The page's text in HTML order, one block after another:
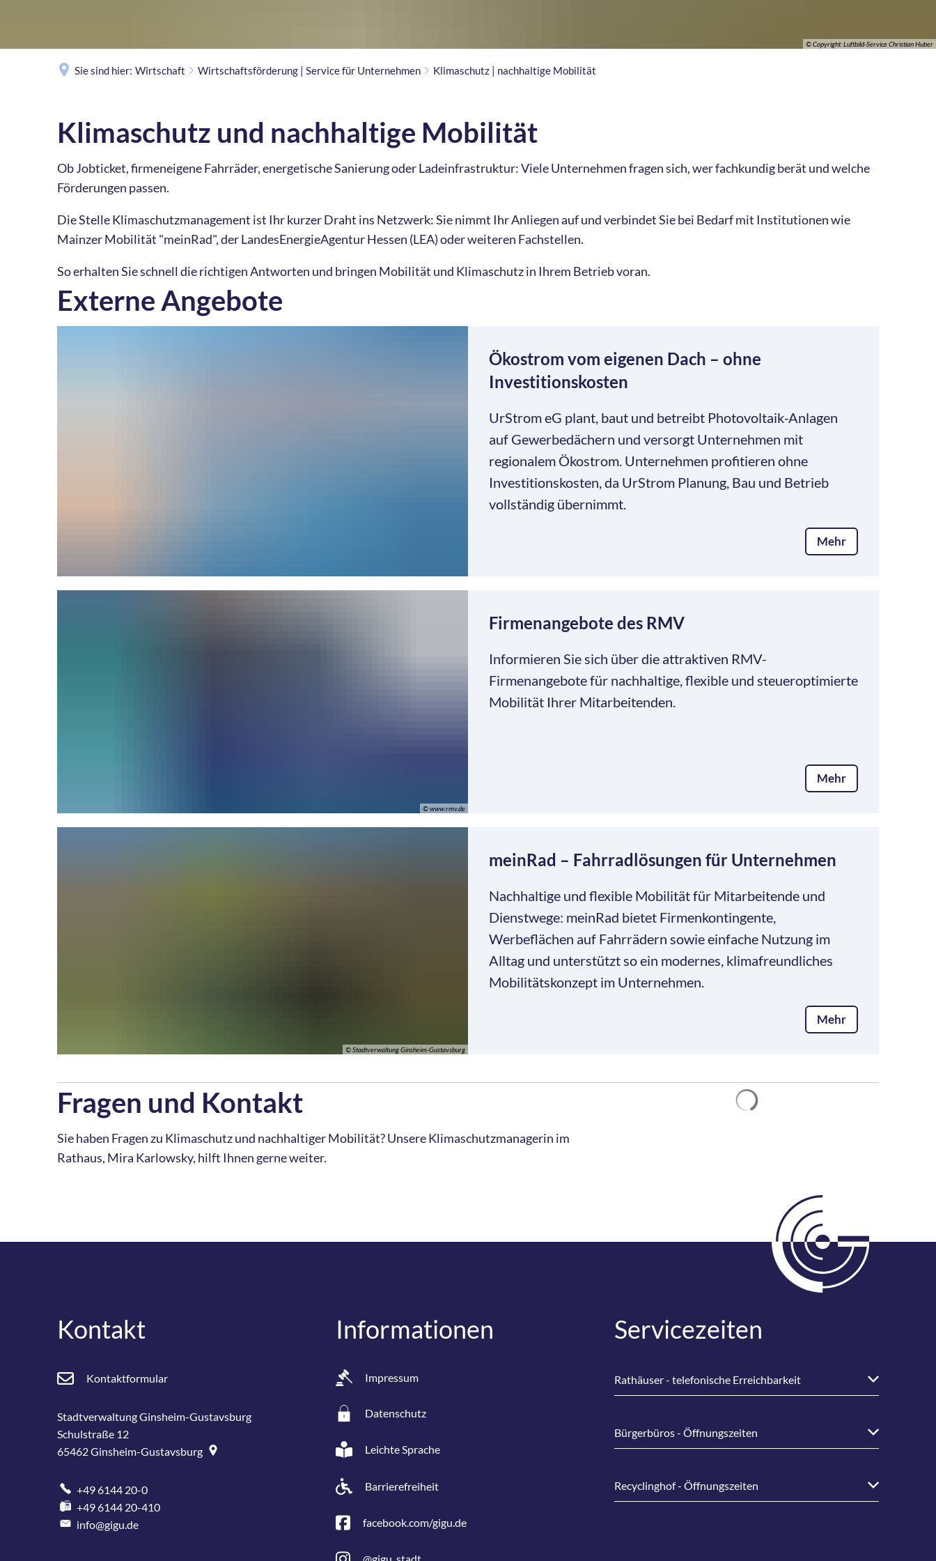
© Copyright: Luftbild-Service Christian Huber
Sie sind hier: Wirtschaft Wirtschaftsförderung | Service für Unternehmen Klimaschutz | nachhaltige Mobilität
Klimaschutz
nachhaltige
Mobilität
Klimaschutz und nachhaltige Mobilität
Ob Jobticket, firmeneigene Fahrräder, energetische Sanierung oder Ladeinfrastruktur: Viele Unternehmen fragen sich, wer fachkundig berät und welche
Förderungen passen.
Die Stelle Klimaschutzmanagement ist Ihr kurzer Draht ins Netzwerk: Sie nimmt Ihr Anliegen auf und verbindet Sie bei Bedarf mit Institutionen wie
Mainzer Mobilität "meinRad", der LandesEnergieAgentur Hessen (LEA) oder weiteren Fachstellen.
So erhalten Sie schnell die richtigen Antworten und bringen Mobilität und Klimaschutz in Ihrem Betrieb voran.
Externe Angebote
Ökostrom vom eigenen Dach – ohne
Investitionskosten
UrStrom eG plant, baut und betreibt Photovoltaik-Anlagen
auf Gewerbedächern und versorgt Unternehmen mit
regionalem Ökostrom. Unternehmen profitieren ohne
Investitionskosten, da UrStrom Planung, Bau und Betrieb
vollständig übernimmt.
Mehr
© www.rmv.de
Firmenangebote des RMV
Informieren Sie sich über die attraktiven RMV-
Firmenangebote für nachhaltige, flexible und steueroptimierte
Mobilität Ihrer Mitarbeitenden.
Mehr
© Stadtverwaltung Ginsheim-Gustavsburg
meinRad – Fahrradlösungen für Unternehmen
Nachhaltige und flexible Mobilität für Mitarbeitende und
Dienstwege: meinRad bietet Firmenkontingente,
Werbeflächen auf Fahrrädern sowie einfache Nutzung im
Alltag und unterstützt so ein modernes, klimafreundliches
Mobilitätskonzept im Unternehmen.
Mehr
Fragen und Kontakt
Sie haben Fragen zu Klimaschutz und nachhaltiger Mobilität? Unsere Klimaschutzmanagerin im
Rathaus, Mira Karlowsky, hilft Ihnen gerne weiter.
Kontakt
Kontaktformular
Stadtverwaltung Ginsheim-Gustavsburg
Schulstraße 12
65462Ginsheim-Gustavsburg
+49 6144 20-0
+49 6144 20-410
info@gigu.de
Informationen
Impressum
Datenschutz
Leichte Sprache
Barrierefreiheit
facebook.com/gigu.de
Servicezeiten
Rathäuser - telefonische Erreichbarkeit
Bürgerbüros - Öffnungszeiten
Recyclinghof - Öffnungszeiten